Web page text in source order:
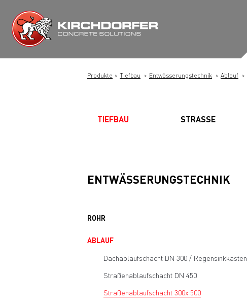
Inhalt
springen
Produkte Tiefbau Entwässerungstechnik Ablauf
TIEFBAU STRASSE
ENTWÄSSERUNGSTECHNIK
ROHR
ABLAUF
Dachablaufschacht DN 300 / Regensinkkasten
Straßenablaufschacht DN 450
Straßenablaufschacht 300x 500